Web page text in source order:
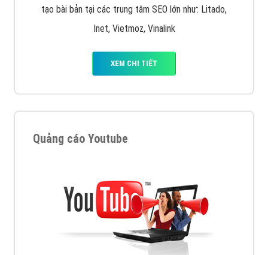
tạo bài bản tại các trung tâm SEO lớn như: Litado,
Inet, Vietmoz, Vinalink
XEM CHI TIẾT
Quảng cáo Youtube